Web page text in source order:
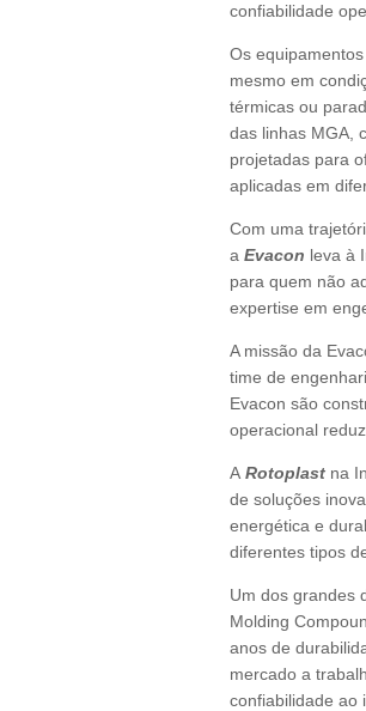
confiabilidade
Os
mesmo em
térmicas ou
das linhas MGA,
projetadas para
aplicadas em
Com uma
a Evacon leva à
para quem não
expertise em
A missão da
time de
Evacon são
operacional
A Rotoplast na
de soluções
energética e
diferentes tipos
Um dos grandes
Molding
anos de
mercado a
confiabilidade ao